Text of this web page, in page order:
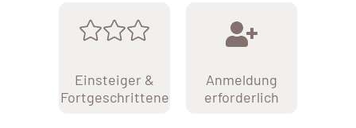
Einsteiger &
Fortgeschrittene
Anmeldung
erforderlich